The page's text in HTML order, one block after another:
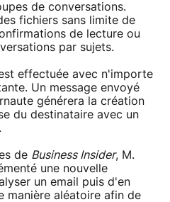
de conversations.
fichiers sans limite de
de lecture ou
par sujets.
effectuée avec n'importe
Un message envoyé
générera la création
du destinataire avec un
de Business Insider, M.
une nouvelle
un email puis d'en
manière aléatoire afin de